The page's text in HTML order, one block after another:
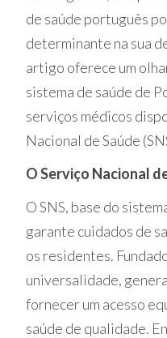
de saúde português
determinante na sua
artigo oferece um
sistema de saúde de
serviços médicos
Nacional de Saúde
O Serviço Nacional
O SNS, base do
garante cuidados de
os residentes.
universalidade,
fornecer um acesso
saúde de qualidade.